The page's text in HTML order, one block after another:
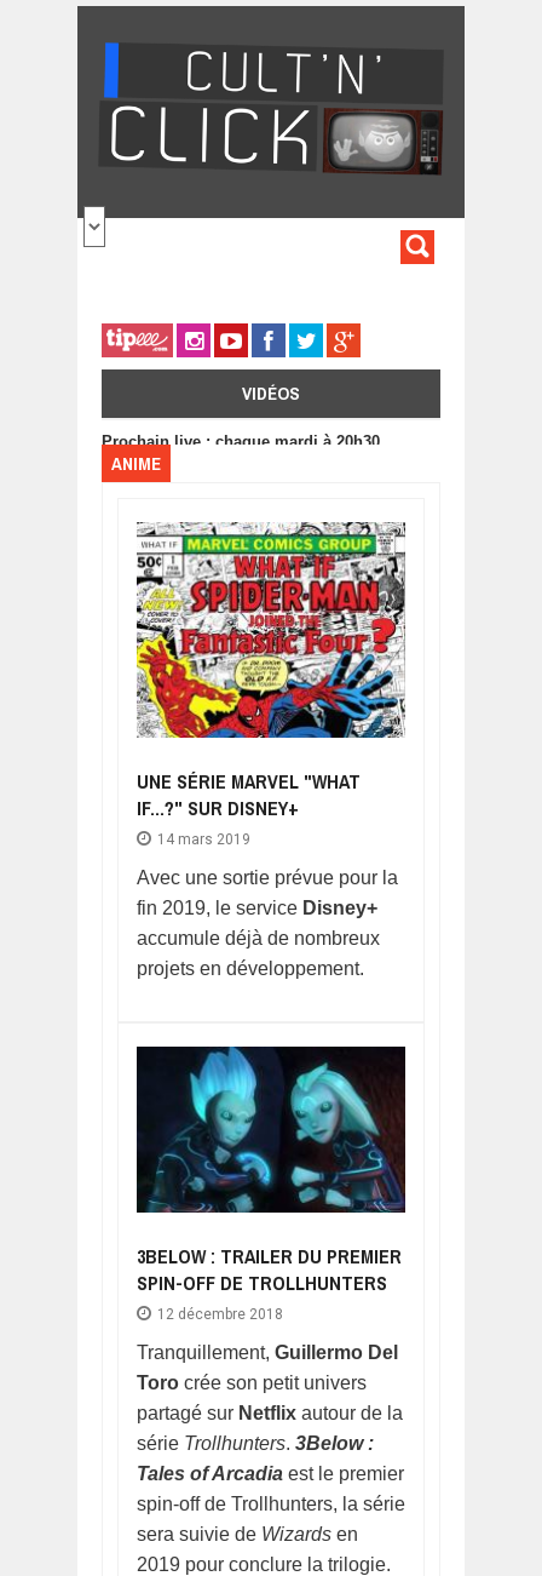
VIDÉOS
Prochain live : chaque mardi à 20h30
ANIME
UNE SÉRIE MARVEL "WHAT
IF...?" SUR DISNEY+
14 mars 2019
Avec une sortie prévue pour la
fin 2019, le service Disney+
accumule déjà de nombreux
projets en développement.
3BELOW : TRAILER DU PREMIER
SPIN-OFF DE TROLLHUNTERS
12 décembre 2018
Tranquillement, Guillermo Del
Toro crée son petit univers
partagé sur Netflix autour de la
série Trollhunters. 3Below :
Tales of Arcadia est le premier
spin-off de Trollhunters, la série
sera suivie de Wizards en
2019 pour conclure la trilogie.